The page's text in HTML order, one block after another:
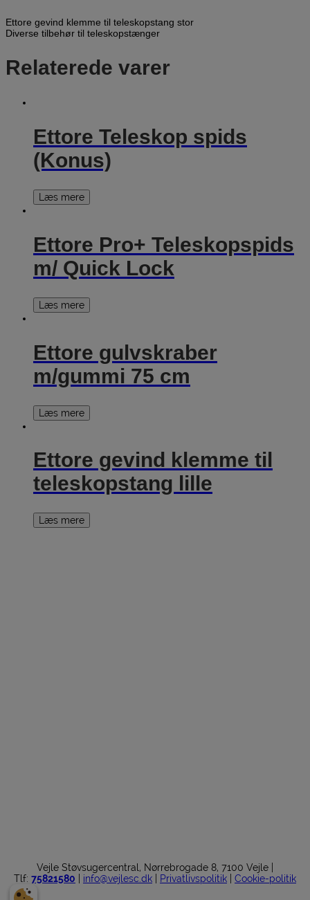
Ettore gevind klemme til teleskopstang stor
Diverse tilbehør til teleskopstænger
Relaterede varer
Ettore Teleskop spids
(Konus)
Læs mere
Ettore Pro+ Teleskopspids
m/ Quick Lock
Læs mere
Ettore gulvskraber
m/gummi 75 cm
Læs mere
Ettore gevind klemme til
teleskopstang lille
Læs mere
Vejle Støvsugercentral, Nørrebrogade 8, 7100 Vejle |
Tlf: 75821580 info@vejlesc.dk Privatlivspolitik Cookie-politik